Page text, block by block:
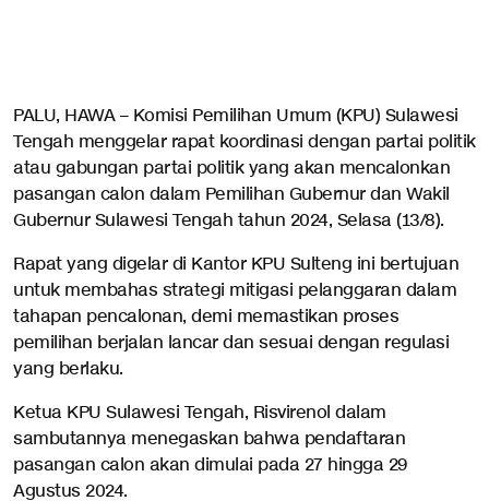
PALU, HAWA – Komisi Pemilihan Umum (KPU) Sulawesi
Tengah menggelar rapat koordinasi dengan partai politik
atau gabungan partai politik yang akan mencalonkan
pasangan calon dalam Pemilihan Gubernur dan Wakil
Gubernur Sulawesi Tengah tahun 2024, Selasa (13/8).
Rapat yang digelar di Kantor KPU Sulteng ini bertujuan
untuk membahas strategi mitigasi pelanggaran dalam
tahapan pencalonan, demi memastikan proses
pemilihan berjalan lancar dan sesuai dengan regulasi
yang berlaku.
Ketua KPU Sulawesi Tengah, Risvirenol dalam
sambutannya menegaskan bahwa pendaftaran
pasangan calon akan dimulai pada 27 hingga 29
Agustus 2024.